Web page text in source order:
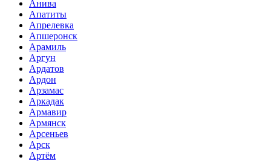
Анива
Апатиты
Апрелевка
Апшеронск
Арамиль
Аргун
Ардатов
Ардон
Арзамас
Аркадак
Армавир
Армянск
Арсеньев
Арск
Артём